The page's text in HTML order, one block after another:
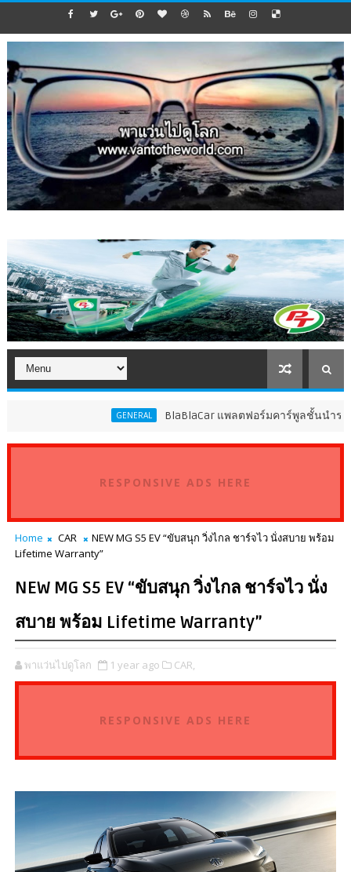
BlaBlaCar แพลตฟอร์มคาร์พูลชั้นนำระดับโลก ปร
RESPONSIVE ADS HERE
Home CAR
NEW MG S5 EV “ขับสนุก วิ่งไกล ชาร์จไว นั่งสบาย พร้อม
Lifetime Warranty”
NEW MG S5 EV “ขับสนุก วิ่งไกล ชาร์จไว นั่ง
สบาย พร้อม Lifetime Warranty”
พาแว่นไปดูโลก 1 year ago CAR,
RESPONSIVE ADS HERE